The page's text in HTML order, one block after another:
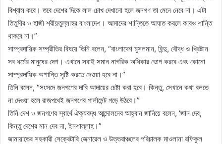
বিশ্বাস করে। তবে দেশের দিকে লাল চোখ দেখানো হলে জনগণ তা মেনে নেবে না। এটা
তিতুমীর ও হাজী শরীয়তুল্লাহর বাংলাদেশ। আমাদের শান্তিতে আঘাত করলে কারও শান্তি
থাকবে না।”
সাম্প্রদায়িক সম্প্রীতির বিষয়ে তিনি বলেন, “বাংলাদেশ মুসলমান, হিন্দু, বৌদ্ধ ও খ্রিষ্টান
সব ধর্মের মানুষের দেশ। এখানে সবাই সমান নাগরিক অধিকার ভোগ করবে এবং কোনো
সাম্প্রদায়িক অশান্তি সৃষ্টি করতে দেওয়া হবে না।”
তিনি বলেন, “সংসদে জনগণের দাবি আদায়ের চেষ্টা করা হবে। কিন্তু, সেখানে কথা বলতে
না দেওয়া হলে রাজপথেই জনগণের পার্লামেন্ট গড়ে উঠবে।”
তিনি দেশ ও জনগণের স্বার্থে ঐক্যবদ্ধ আন্দোলনের আহ্বান জানিয়ে বলেন, ‘জান দেব,
কিন্তু দেশের মান দেব না, ইনশাল্লাহ।”
জামায়াতের সহকারী সেক্রেটারি জেনারেল ও উত্তরাঞ্চলের পরিচালক মাওলানা রফিকুল